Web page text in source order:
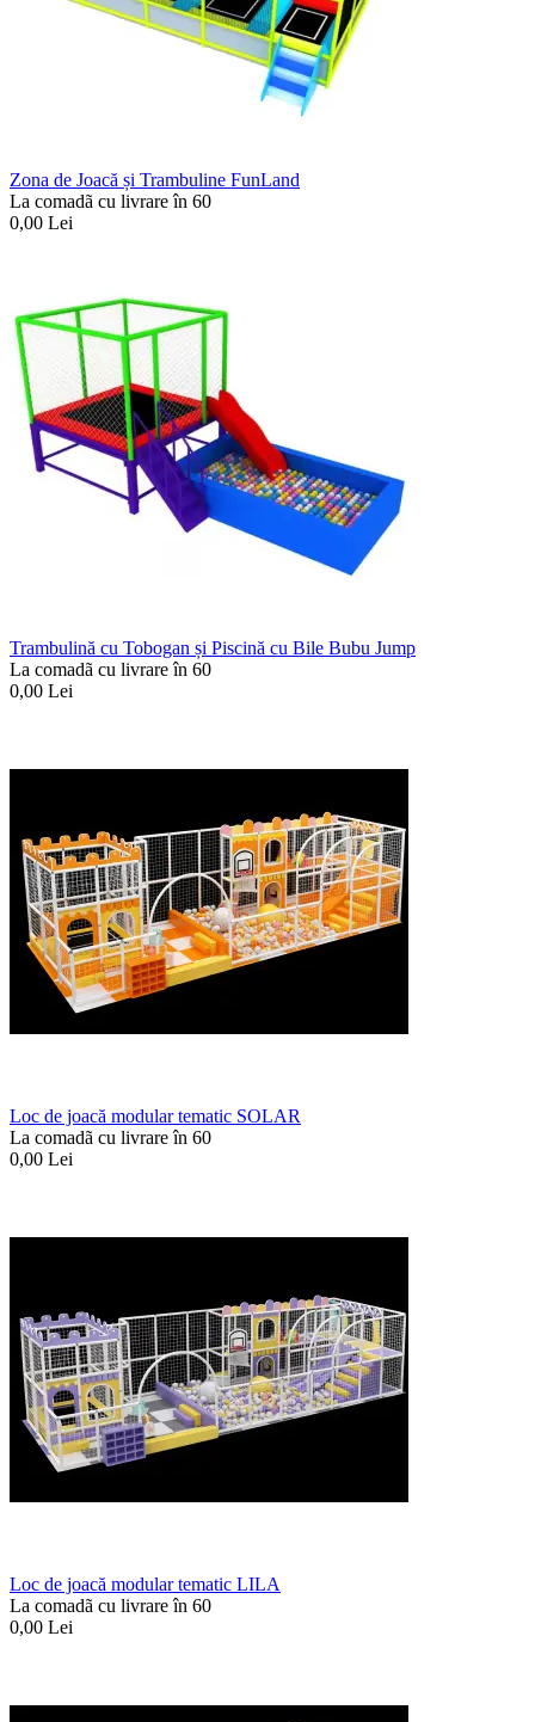
Zona de Joacă și Trambuline FunLand
La comadã cu livrare în 60
0,00 Lei
Trambulină cu Tobogan și Piscină cu Bile Bubu Jump
La comadã cu livrare în 60
0,00 Lei
Loc de joacă modular tematic SOLAR
La comadã cu livrare în 60
0,00 Lei
Loc de joacă modular tematic LILA
La comadã cu livrare în 60
0,00 Lei